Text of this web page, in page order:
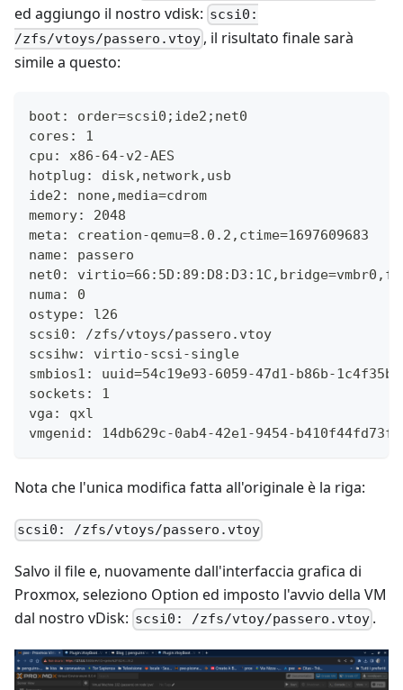
ed aggiungo il nostro vdisk: scsi0:
/zfs/vtoys/passero.vtoy , il risultato finale sarà
simile a questo:
boot: order=scsi0;ide2;net0
cores: 1
cpu: x86-64-v2-AES
hotplug: disk,network,usb
ide2: none,media=cdrom
memory: 2048
meta: creation-qemu=8.0.2,ctime=1697609683
name: passero
net0:
numa: 0
ostype: l26
scsi0: /zfs/vtoys/passero.vtoy
scsihw: virtio-scsi-single
smbios1: uuid=54c19e93-6059-47d1-b86b-
sockets: 1
vga: qxl
vmgenid: 14db629c-0ab4-42e1-9454-b410f44fd73f
Nota che l'unica modifica fatta all'originale è la riga:
scsi0: /zfs/vtoys/passero.vtoy
Salvo il file e, nuovamente dall'interfaccia grafica di
Proxmox, seleziono Option ed imposto l'avvio della VM
dal nostro vDisk: scsi0: /zfs/vtoy/passero.vtoy .